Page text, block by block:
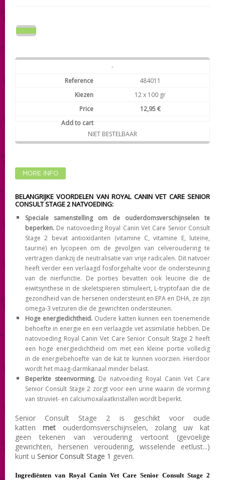
-
484011
12 x 100 gr
12,95 €
NIET BESTELBAAR
MORE INFO
BELANGRIJKE VOORDELEN VAN ROYAL CANIN VET CARE SENIOR
CONSULT STAGE 2 NATVOEDING:
Speciale samenstelling om de ouderdomsverschijnselen te
beperken. De natovoeding Royal Canin Vet Care Senior Consult
Stage 2 bevat antioxidanten (vitamine C, vitamine E, luteïne,
taurine) en lycopeen om de gevolgen van celveroudering te
vertragen dankzij de neutralisatie van vrije radicalen. Dit natvoer
heeft verder een verlaagd fosforgehalte voor de ondersteuning
van de nierfunctie. De porties bevatten ook leucine die de
eiwitsynthese in de skeletspieren stimuleert, L-tryptofaan die de
gezondheid van de hersenen ondersteunt en EPA en DHA, ze zijn
omega-3 vetzuren die de gewrichten ondersteunen.
Hoge energiedichtheid. Oudere katten kunnen een toenemende
behoefte in energie en een verlaagde vet assimilatie hebben. De
natovoeding Royal Canin Vet Care Senior Consult Stage 2 heeft
een hoge energiedichtheid om met een kleine portie volledig
in de energiebehoefte van de kat te kunnen voorzien. Hierdoor
wordt het maag-darmkanaal minder belast.
Beperkte steenvorming.De natvoeding Royal Canin Vet Care
Senior Consult Stage 2 zorgt voor een urine waarin de vorming
van struviet- en calciumoxalaatkristallen wordt beperkt.
Senior Consult Stage 2 is geschikt voor oude
katten metouderdomsverschijnselen , zolang uw kat
geen tekenen van veroudering vertoont (gevoelige
gewrichten, hersenen veroudering, wisselende eetlust...)
kunt u Senior Consult Stage 1 geven.
Ingrediënten van Royal Canin Vet Care Senior Consult Stage 2